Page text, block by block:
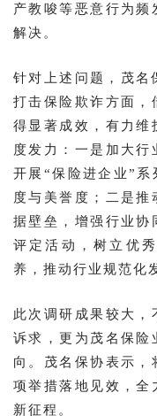
产教唆等恶意行为频
解决。
针对上述问题，茂名
打击保险欺诈方面，
得显著成效，有力维
度发力：一是加大行
开展“保险进企业”系
度与美誉度；二是推
据壁垒，增强行业协
评定活动，树立优
养，推动行业规范化
此次调研成果较大，
诉求，更为茂名保险
向。茂名保协表示，
项举措落地见效，全
新征程。